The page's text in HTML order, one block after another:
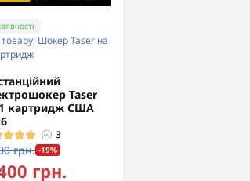
Шокер Taser на
Taser
картридж США
3
грн. -19%
грн.